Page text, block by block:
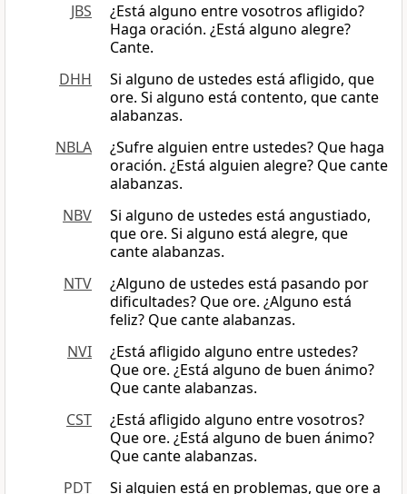
JBS
¿Está alguno entre vosotros afligido?
Haga oración. ¿Está alguno alegre?
Cante.
DHH
Si alguno de ustedes está afligido, que
ore. Si alguno está contento, que cante
alabanzas.
NBLA
¿Sufre alguien entre ustedes? Que haga
oración. ¿Está alguien alegre? Que cante
alabanzas.
NBV
Si alguno de ustedes está angustiado,
que ore. Si alguno está alegre, que
cante alabanzas.
NTV
¿Alguno de ustedes está pasando por
dificultades? Que ore. ¿Alguno está
feliz? Que cante alabanzas.
NVI
¿Está afligido alguno entre ustedes?
Que ore. ¿Está alguno de buen ánimo?
Que cante alabanzas.
CST
¿Está afligido alguno entre vosotros?
Que ore. ¿Está alguno de buen ánimo?
Que cante alabanzas.
PDT
Si alguien está en problemas, que ore a